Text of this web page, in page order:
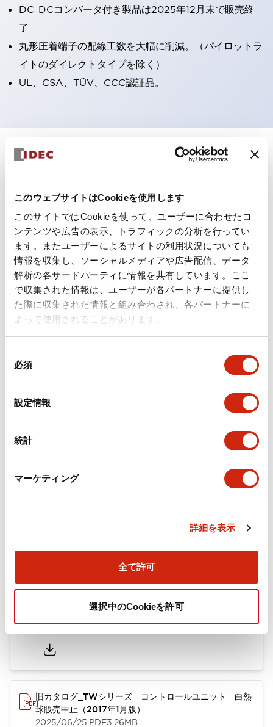
このウェブサイトはCookieを使用します
このサイトではCookieを使って、ユーザーに合わせたコ
ンテンツや広告の表示、トラフィックの分析を行ってい
ます。またユーザーによるサイトの利用状況についても
情報を収集し、ソーシャルメディアや広告配信、データ
解析の各サードパーティに情報を共有しています。ここ
で収集された情報は、ユーザーが各パートナーに提供し
た際に収集された情報と組み合わされ、各パートナーに
よって使用されることがあります。
必須
設定情報
統計
マーケティング
詳細を表示
全て許可
選択中のCookieを許可
DC-DCコンバータ付き製品は2025年12月末で販売終
了
丸形圧着端子の配線工数を大幅に削減。（パイロットラ
イトのダイレクトタイプを除く）
UL、CSA、TÜV、CCC認証品。
仕様 すべて展開+
電気的仕様(照光部定格)
環境仕様
機能仕様
機械的仕様
旧カタログ_TWシリーズ コントロールユニット（201
旧カタログ_TWシリーズ コントロールユニット 白熱
球販売中止（2017年1月版）
2025/06/25.PDF3.26MB